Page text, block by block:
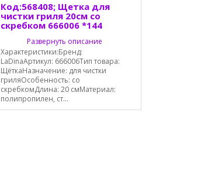
Код:568408; Щетка для
чистки гриля 20см со
скребком 666006 *144
Развернуть описание
Характеристики:Бренд:
LaDinaАртикул: 666006Тип товара:
ЩёткаНазначение: для чистки
гриляОсобенность: со
скребкомДлина: 20 смМатериал:
полипропилен, ст...